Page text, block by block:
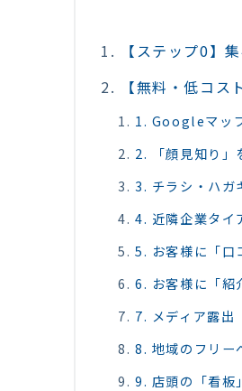
【ステップ0】
【無料・低コ
1. Googleマッ
2. 「顔見知り」
3. チラシ・ハガ
4. 近隣企業タイ
5. お客様に「口
6. お客様に「紹
7. メディア露出
8. 地域のフリー
9. 店頭の「看板